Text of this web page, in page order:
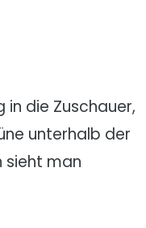
in die Zuschauer,
unterhalb der
sieht man